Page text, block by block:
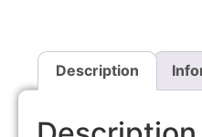
Description